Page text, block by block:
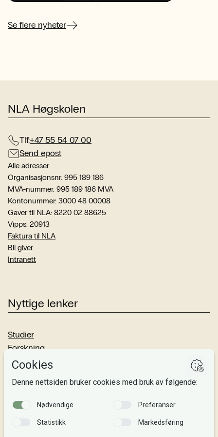
Se flere nyheter
NLA Høgskolen
Tlf:+47 55 54 07 00
Send epost
Alle adresser
Organisasjonsnr. 995 189 186
MVA-nummer: 995 189 186 MVA
Kontonummer: 3000 48 00008
Gaver til NLA: 8220 02 88625
Vipps: 20913
Faktura til NLA
Bli giver
Intranett
Nyttige lenker
Studier
Forskning
Om oss
Si fra!